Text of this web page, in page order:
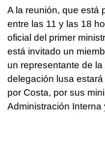
A la reunión, que está
entre las 11 y las 18
oficial del primer
está invitado un
un representante de
delegación lusa
por Costa, por sus
Administración Interna